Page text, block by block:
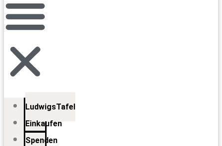
LudwigsTafel
Einkaufen
Spenden